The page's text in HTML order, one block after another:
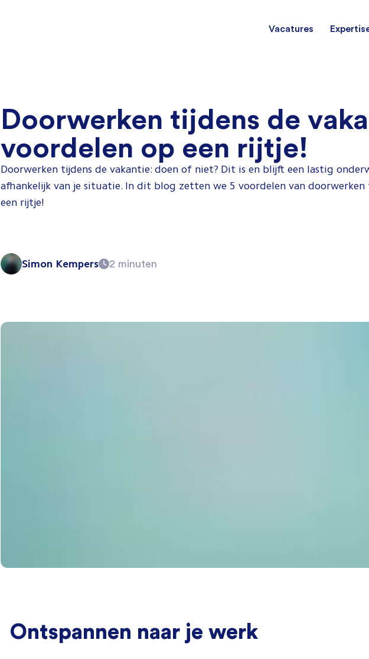
Vacatures
Software & Electrical
Engineers
Monteurs binnendienst
Software & Electrical
Engineers
Monteurs binnendienst
Doorwerken tijdens de
voordelen op een rijtje!
Doorwerken tijdens de vakantie: doen of niet? Dit is en blijft een lastig
afhankelijk van je situatie. In dit blog zetten we 5 voordelen van doorwerken
een rijtje!
Simon Kempers 2 minuten
Ontspannen naar je werk